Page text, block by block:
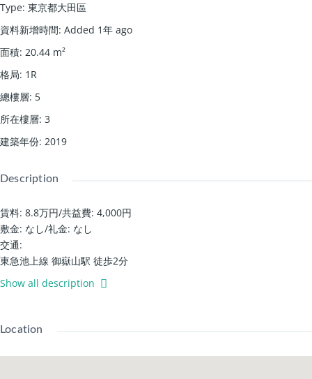
Type: 東京都大田區
資料新增時間: Added 1年 ago
面積: 20.44 m²
格局: 1R
總樓層: 5
所在樓層: 3
建築年份: 2019
Description
賃料: 8.8万円/共益費: 4,000円
敷金: なし/礼金: なし
交通:
東急池上線 御嶽山駅 徒歩2分
東急池上線 久が原駅 徒歩10分
免費上網/帶顯示器的對講機 / 防盜攝影機
Show all description
Location